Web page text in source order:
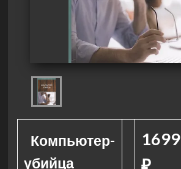
Компьютер-
убийца
1699